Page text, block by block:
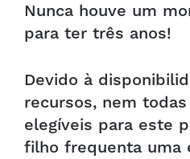
Nunca houve um
para ter três anos!
Devido à
recursos, nem
elegíveis para este
filho frequenta uma